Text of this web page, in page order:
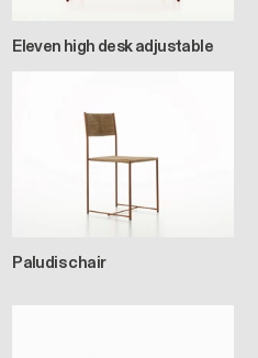
Eleven high desk adjustable
Paludis chair